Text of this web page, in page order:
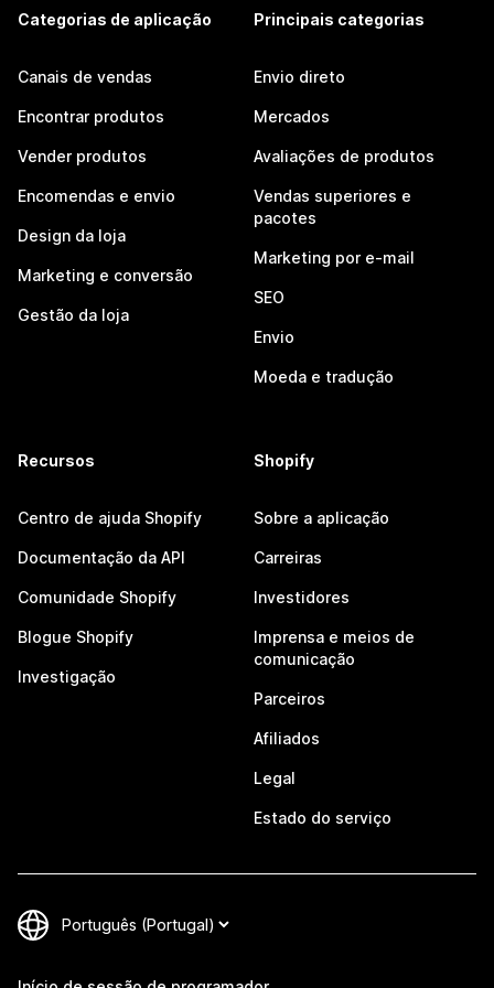
Categorias de aplicação
Canais de vendas
Encontrar produtos
Vender produtos
Encomendas e envio
Design da loja
Marketing e conversão
Gestão da loja
Principais categorias
Envio direto
Mercados
Avaliações de produtos
Vendas superiores e
pacotes
Marketing por e-mail
SEO
Envio
Moeda e tradução
Recursos
Centro de ajuda Shopify
Documentação da API
Comunidade Shopify
Blogue Shopify
Investigação
Shopify
Sobre a aplicação
Carreiras
Investidores
Imprensa e meios de
comunicação
Parceiros
Afiliados
Legal
Estado do serviço